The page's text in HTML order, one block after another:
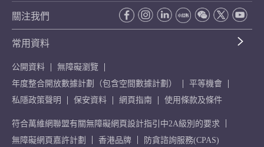
關注我們
常用資料
公開資料
無障礙瀏覽
年度整合開放數據計劃（包含空間數據計劃）
平等機會
私隱政策聲明
保安資料 網頁指南 使用條款及條件
符合萬維網聯盟有關無障礙網頁設計指引中2A級別的要求
無障礙網頁嘉許計劃
香港品牌 防貪諮詢服務(CPAS)